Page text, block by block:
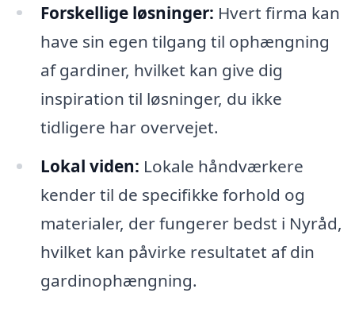
Forskellige løsninger: Hvert firma kan
have sin egen tilgang til ophængning
af gardiner, hvilket kan give dig
inspiration til løsninger, du ikke
tidligere har overvejet.
Lokal viden: Lokale håndværkere
kender til de specifikke forhold og
materialer, der fungerer bedst i Nyråd,
hvilket kan påvirke resultatet af din
gardinophængning.